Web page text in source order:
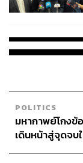
POLITICS
มหากาพย์โกง
เดินหน้าสู่จุดจบ